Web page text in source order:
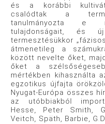
és a korábbi
csalódtak a
tanulmányozta e
tulajdonságait, és
termesztésükkor
átmenetileg a
között nevelte őket,
őket a
mértékben kihasználta
egzotikus újfajta
Nyugat-Európa összes
az utóbbiakból
Hesse, Peter Smith,
Veitch, Späth, Barbie,